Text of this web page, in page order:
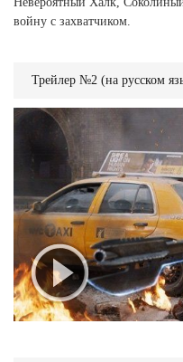
войну с захватчиком.
Трейлер №2 (на русском